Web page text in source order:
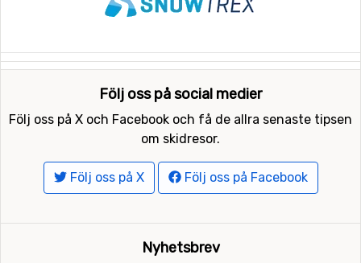
Följ oss på social medier
Följ oss på X och Facebook och få de allra senaste tipsen
om skidresor.
Följ oss på X Följ oss på Facebook
Nyhetsbrev